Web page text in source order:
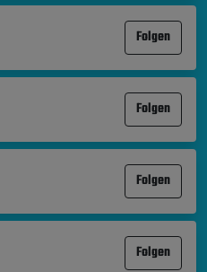
Folgen
Folgen
Folgen
Folgen